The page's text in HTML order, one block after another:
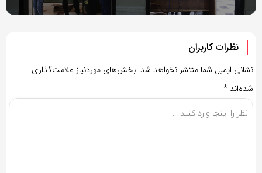
نظرات کاربران
نشانی ایمیل شما منتشر نخواهد شد. بخش‌های موردنیاز علامت‌گذاری
شده‌اند *